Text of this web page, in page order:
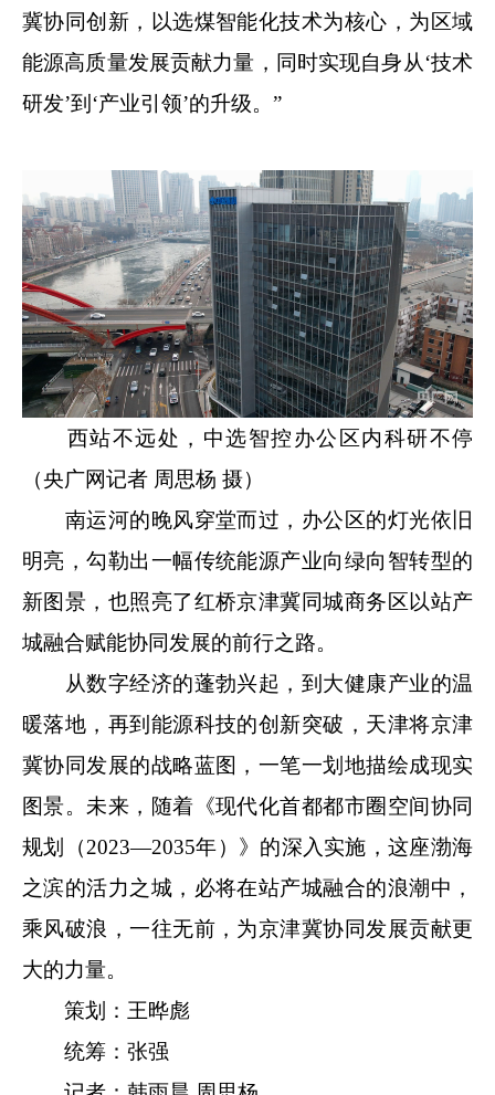
冀协同创新，以选煤智能化技术为核心，为区域
能源高质量发展贡献力量，同时实现自身从‘技术
研发’到‘产业引领’的升级。”
西站不远处，中选智控办公区内科研不停
（央广网记者 周思杨 摄）
南运河的晚风穿堂而过，办公区的灯光依旧
明亮，勾勒出一幅传统能源产业向绿向智转型的
新图景，也照亮了红桥京津冀同城商务区以站产
城融合赋能协同发展的前行之路。
从数字经济的蓬勃兴起，到大健康产业的温
暖落地，再到能源科技的创新突破，天津将京津
冀协同发展的战略蓝图，一笔一划地描绘成现实
图景。未来，随着《现代化首都都市圈空间协同
规划（2023—2035年）》的深入实施，这座渤海
之滨的活力之城，必将在站产城融合的浪潮中，
乘风破浪，一往无前，为京津冀协同发展贡献更
大的力量。
策划：王晔彪
统筹：张强